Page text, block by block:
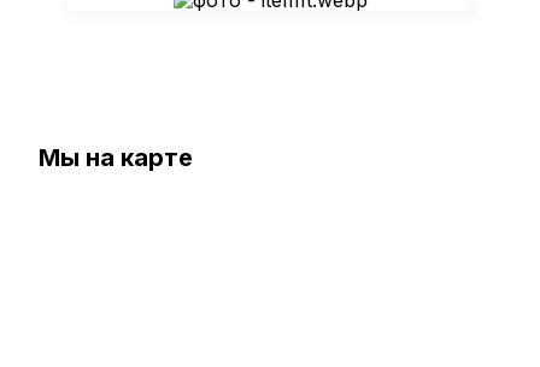
Мы на карте